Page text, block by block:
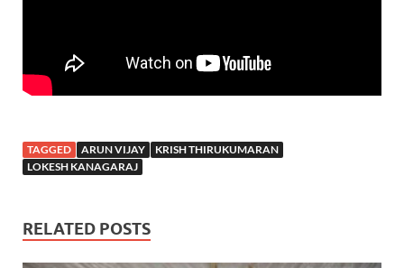
TAGGED ARUN VIJAY
KRISH THIRUKUMARAN
LOKESH KANAGARAJ
RELATED POSTS